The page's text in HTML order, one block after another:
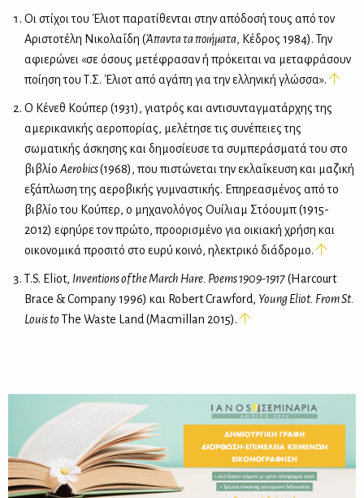
Οι στίχοι του Έλιοτ παρατίθενται στην απόδοσή τους από τον
Αριστοτέλη Νικολαΐδη (Άπαντα τα ποιήματα, Κέδρος 1984). Την
αφιερώνει «σε όσους μετέφρασαν ή πρόκειται να μεταφράσουν
ποίηση του Τ.Σ. Έλιοτ από αγάπη για την ελληνική γλώσσα».
Ο Κένεθ Κούπερ (1931), γιατρός και αντισυνταγματάρχης της
αμερικανικής αεροπορίας, μελέτησε τις συνέπειες της
σωματικής άσκησης και δημοσίευσε τα συμπεράσματά του στο
βιβλίο Aerobics(1968), που πιστώνεται την εκλαΐκευση και μαζική
εξάπλωση της αεροβικής γυμναστικής. Επηρεασμένος από το
βιβλίο του Κούπερ, ο μηχανολόγος Ουίλιαμ Στόουμπ (1915-
2012) εφηύρε τον πρώτο, προορισμένο για οικιακή χρήση και
οικονομικά προσιτό στο ευρύ κοινό, ηλεκτρικό διάδρομο.
Τ.S. Eliot, Inventions of the March Hare. Poems 1909-1917(Harcourt
Brace & Company 1996) και Robert Crawford, Young Eliot. From St.
Louis toThe Waste Land (Macmillan 2015).